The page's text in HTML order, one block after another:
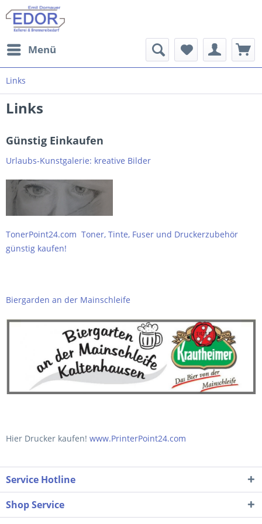
Menü
Links
Links
Günstig Einkaufen
Urlaubs-Kunstgalerie: kreative Bilder
TonerPoint24.com Toner, Tinte, Fuser und Druckerzubehör
günstig kaufen!
Biergarden an der Mainschleife
Hier Drucker kaufen! www.PrinterPoint24.com
Service Hotline
Shop Service